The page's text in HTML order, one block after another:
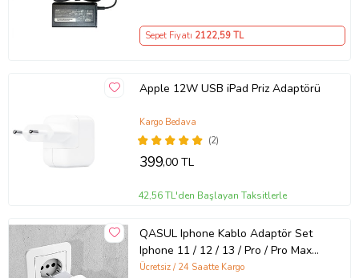
Sepet Fiyatı 2122,59 TL
Apple 12W USB iPad Priz Adaptörü
(2)
Kargo Bedava
399,00 TL
42,56 TL'den Başlayan Taksitlerle
QASUL Iphone Kablo Adaptör Set
Iphone 11 / 12 / 13 / Pro / Pro Max
Uyumlu Şarj Aleti Seti
Ücretsiz / 24 Saatte Kargo